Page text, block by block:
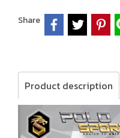
Share
Product description